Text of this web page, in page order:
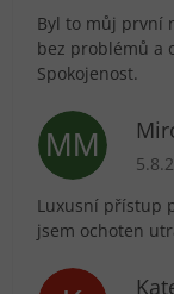
Byl to můj první
bez problémů a
Spokojenost.
MM
Luxusní přístup
jsem ochoten